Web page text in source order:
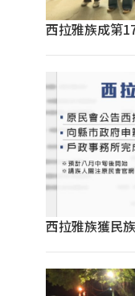
西拉雅族成第
西拉雅族獲民